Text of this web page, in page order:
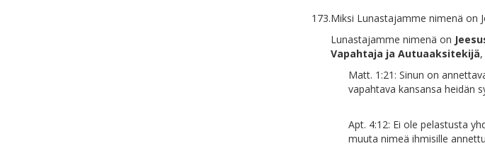
173.Miksi Lunastajamme nimenä on
Lunastajamme nimenä on
Vapahtaja ja Autuaaksitekijä
Matt. 1:21: Sinun on
vapahtava kansansa heidän
Apt. 4:12: Ei ole pelastusta
muuta nimeä ihmisille